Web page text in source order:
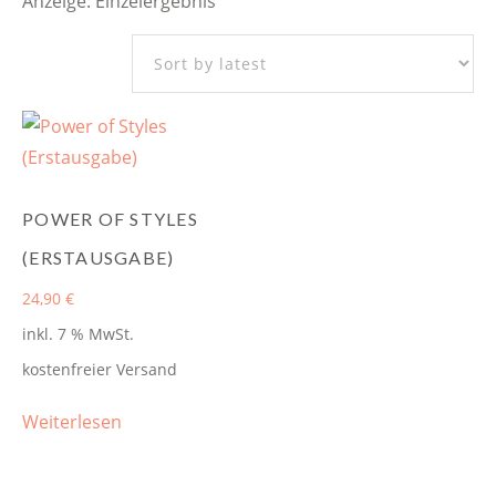
POWER OF STYLES
(ERSTAUSGABE)
24,90 €
inkl. 7 % MwSt.
kostenfreier Versand
Weiterlesen